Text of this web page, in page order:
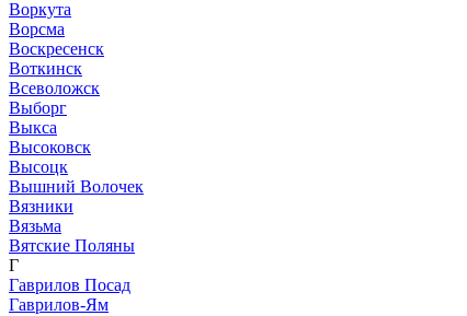
Воркута
Ворсма
Воскресенск
Воткинск
Всеволожск
Выборг
Выкса
Высоковск
Высоцк
Вышний Волочек
Вязники
Вязьма
Вятские Поляны
Г
Гаврилов Посад
Гаврилов-Ям